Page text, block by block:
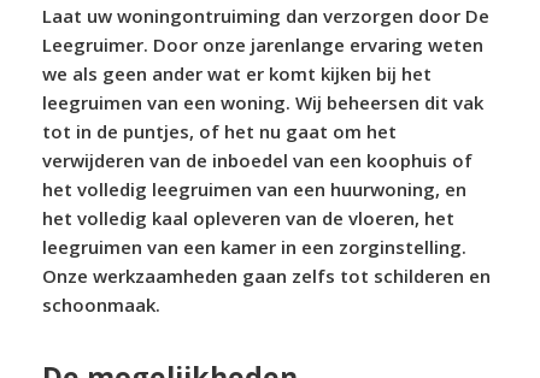
Laat uw woningontruiming dan verzorgen door De
Leegruimer. Door onze jarenlange ervaring weten
we als geen ander wat er komt kijken bij het
leegruimen van een woning. Wij beheersen dit vak
tot in de puntjes, of het nu gaat om het
verwijderen van de inboedel van een koophuis of
het volledig leegruimen van een huurwoning, en
het volledig kaal opleveren van de vloeren, het
leegruimen van een kamer in een zorginstelling.
Onze werkzaamheden gaan zelfs tot schilderen en
schoonmaak.